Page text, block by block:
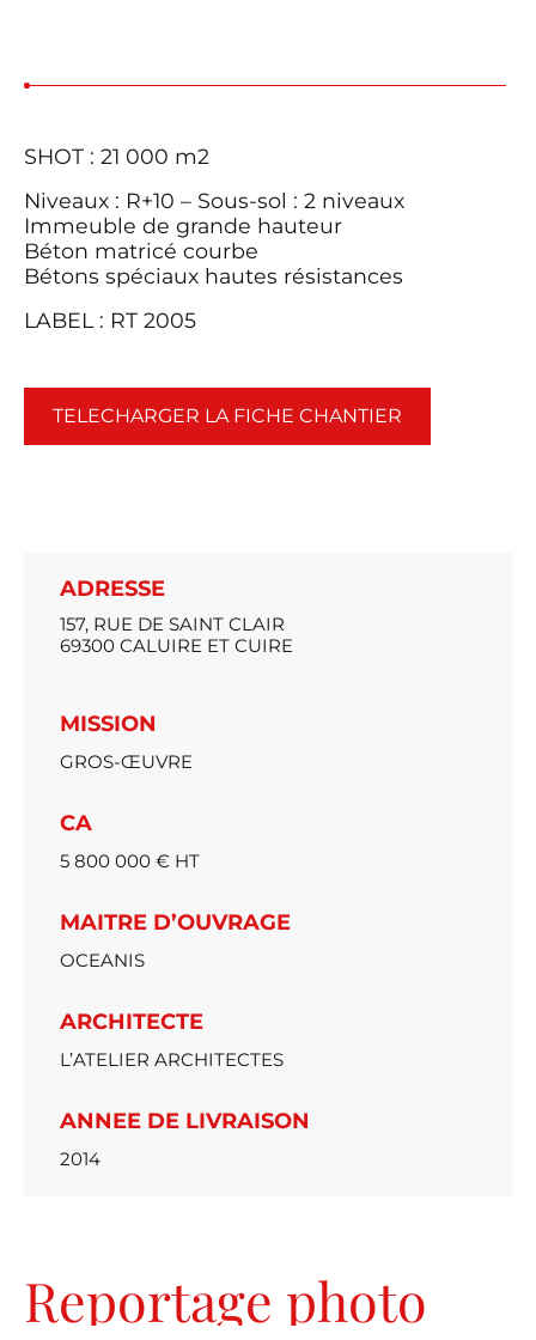
SHOT : 21 000 m2
Niveaux : R+10 – Sous-sol : 2 niveaux
Immeuble de grande hauteur
Béton matricé courbe
Bétons spéciaux hautes résistances
LABEL : RT 2005
TELECHARGER LA FICHE CHANTIER
ADRESSE
157, RUE DE SAINT CLAIR
69300 CALUIRE ET CUIRE
MISSION
GROS-ŒUVRE
CA
5 800 000 € HT
MAITRE D’OUVRAGE
OCEANIS
ARCHITECTE
L’ATELIER ARCHITECTES
ANNEE DE LIVRAISON
2014
Reportage photo